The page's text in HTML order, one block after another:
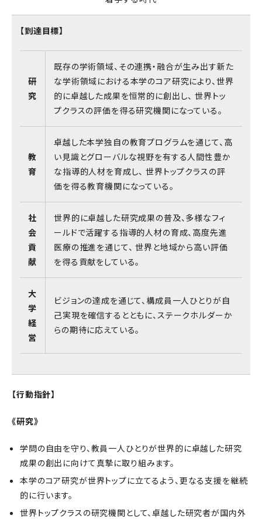
【到達目標】
研
究
既存の学術領域、その連携・融合が生み出す新た
な学術領域における本学のコア研究により、世界
的に卓越した成果を恒常的に創出し、 世界トッ
プクラスの評価を得る研究機関になっている。
教
育
卓越した本学独自の教育プログラムを通じて、高
い見識とグローバルな視野を有する人間性豊か
な指導的人材を育成し、 世界トップクラスの評
価を得る教育機関になっている。
社
会
貢
献
世界的に卓越した研究成果の普及、多様なフィ
ールドで活躍する指導的人材の育成、高度先進
医療の推進を通じて、 世界と地域から高い評価
を得る貢献をしている。
大
学
経
営
ビジョンの達成を通じて、構成員一人ひとりが自
己実現を確信するとともに、ステークホルダーか
らの期待に応えている。
【行動指針】
《研究》
学問の自由を守り、教員一人ひとりが世界的に卓越した研究
成果の創出に向けて真摯に取り組みます。
本学のコア研究が世界トップに立てるよう、更なる支援を継続
的に行います。
世界トップクラスの研究機関として、卓越した研究者が国内外